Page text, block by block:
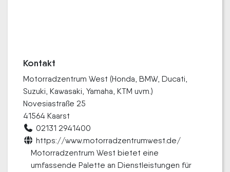
Kontakt
Motorradzentrum West (Honda, BMW, Ducati,
Suzuki, Kawasaki, Yamaha, KTM uvm.)
Novesiastraße 25
41564 Kaarst
02131 2941400
https://www.motorradzentrumwest.de/
Motorradzentrum West bietet eine
umfassende Palette an Dienstleistungen für